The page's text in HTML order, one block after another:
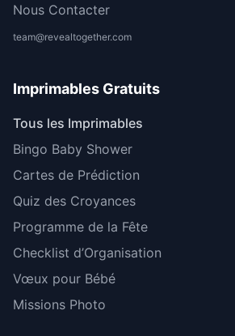
Nous Contacter
team@revealtogether.com
Imprimables Gratuits
Tous les Imprimables
Bingo Baby Shower
Cartes de Prédiction
Quiz des Croyances
Programme de la Fête
Checklist d’Organisation
Vœux pour Bébé
Missions Photo